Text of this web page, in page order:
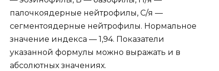
палочкоядерные нейтрофилы, С/я —
сегментоядерные нейтрофилы. Нормальное
значение индекса — 1,94. Показатели
указанной формулы можно выражать и в
абсолютных значениях.